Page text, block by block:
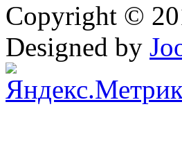
Copyright ©
Designed by